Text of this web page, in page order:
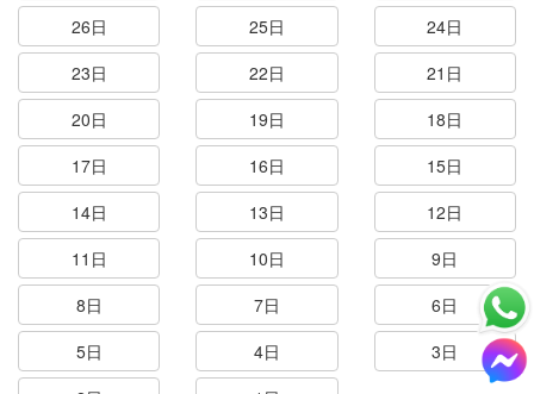
26日
25日
24日
23日
22日
21日
20日
19日
18日
17日
16日
15日
14日
13日
12日
11日
10日
9日
8日
7日
6日
5日
4日
3日